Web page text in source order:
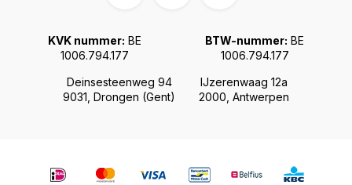
Deinsesteenweg 94
9031, Drongen (Gent)
IJzerenwaag 12a
2000, Antwerpen
KVK nummer: BE
1006.794.177
BTW-nummer: BE
1006.794.177